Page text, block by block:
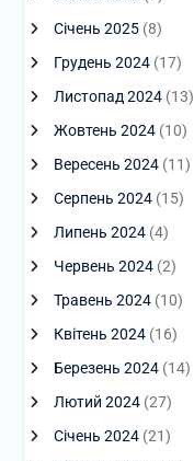
Січень 2025(8)
Грудень 2024(17)
Листопад 2024(13)
Жовтень 2024(10)
Вересень 2024(11)
Серпень 2024(15)
Липень 2024(4)
Червень 2024(2)
Травень 2024(10)
Квітень 2024(16)
Березень 2024(14)
Лютий 2024(27)
Січень 2024(21)